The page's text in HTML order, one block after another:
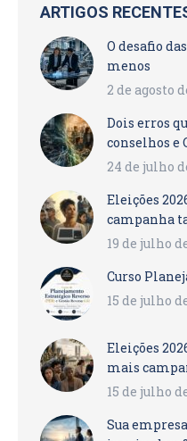
ARTIGOS
O desafio
menos
2 de agosto
Dois erros
conselhos e
24 de julho
Eleições
campanha
19 de julho
Curso
15 de julho
Eleições
mais
15 de julho
Sua